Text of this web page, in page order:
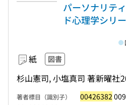
パーソナリテ
ド心理学シリ
紙 図書
杉山憲司, 小塩真司 著新曜社
著者標目（識別子） 00426382